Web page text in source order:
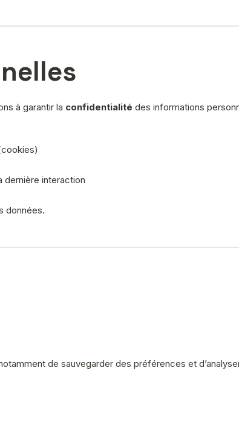
à garantir la confidentialité des informations
dernière interaction
données.
de sauvegarder des préférences et